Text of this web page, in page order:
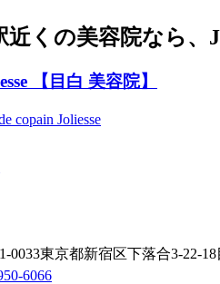
【目白 美容院】
0033東京都新宿区下落合3-22-18
6066